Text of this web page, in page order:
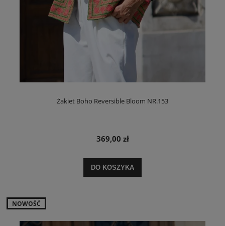
Żakiet Boho Reversible Bloom NR.153
369,00 zł
DO KOSZYKA
NOWOŚĆ